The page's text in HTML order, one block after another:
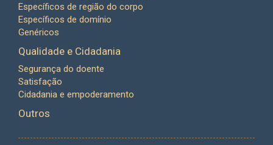
Específicos de região do corpo
Específicos de domínio
Genéricos
Qualidade e Cidadania
Segurança do doente
Satisfação
Cidadania e empoderamento
Outros